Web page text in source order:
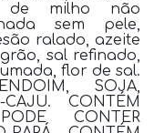
de milho não
sem pele,
ralado, azeite
sal refinado,
flor de sal.
SOJA,
CONTÉM
CONTER